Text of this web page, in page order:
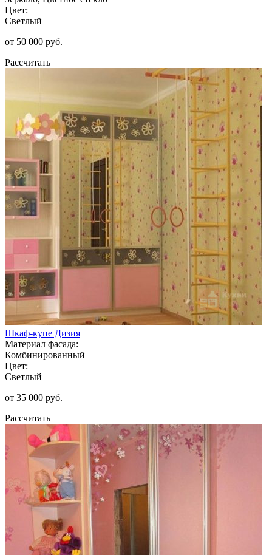
Цвет:
Светлый
от 50 000 руб.
Рассчитать
Шкаф-купе Дизия
Материал фасада:
Комбинированный
Цвет:
Светлый
от 35 000 руб.
Рассчитать